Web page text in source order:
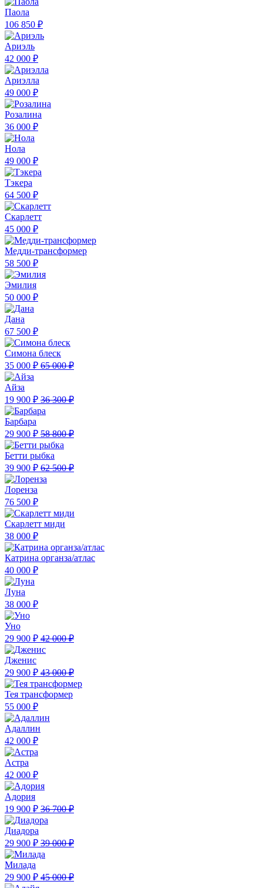
Паола
106 850 ₽
Ариэль
42 000 ₽
Ариэлла
49 000 ₽
Розалина
36 000 ₽
Нола
49 000 ₽
Тэкера
64 500 ₽
Скарлетт
45 000 ₽
Медди-трансформер
58 500 ₽
Эмилия
50 000 ₽
Дана
67 500 ₽
Симона блеск
35 000 ₽ 65 000 ₽
Айза
19 900 ₽ 36 300 ₽
Барбара
29 900 ₽ 58 800 ₽
Бетти рыбка
39 900 ₽ 62 500 ₽
Лоренза
76 500 ₽
Скарлетт миди
38 000 ₽
Катрина органза/атлас
40 000 ₽
Луна
38 000 ₽
Уно
29 900 ₽ 42 000 ₽
Дженис
29 900 ₽ 43 000 ₽
Тея трансформер
55 000 ₽
Адаллин
42 000 ₽
Астра
42 000 ₽
Адория
19 900 ₽ 36 700 ₽
Диадора
29 900 ₽ 39 000 ₽
Милада
29 900 ₽ 45 000 ₽